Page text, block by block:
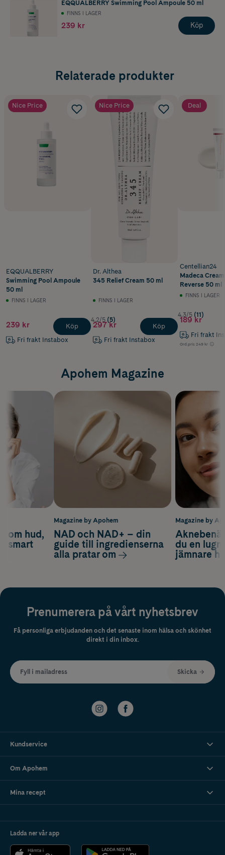
EQQUALBERRY Swimming Pool Ampoule 50 ml
FINNS I LAGER
239 kr Köp
Relaterade produkter
Nice Price
EQQUALBERRY
Swimming Pool Ampoule
50 ml
FINNS I LAGER
239 kr
Fri frakt Instabox
Köp
Nice Price
Dr. Althea
345 Relief Cream 50 ml
FINNS I LAGER
4.2/5 (5)
297 kr
Fri frakt Instabox
Köp
Deal
Centellian24
Madeca
Reverse 50 ml
FINNS I LAGER
4.3/5 (11)
189 kr
Fri frakt
Ord.pris 249 kr
Apohem Magazine
Magazine by
du en
jämnare
om hud,
smart
Magazine by Apohem
NAD och NAD+ – din
guide till ingredienserna
alla pratar om
Prenumerera på vårt nyhetsbrev
Få personliga erbjudanden och det senaste inom hälsa och skönhet
direkt i din inbox.
Fyll i mailadress Skicka
Kundservice
Om Apohem
Mina recept
Ladda ner vår app